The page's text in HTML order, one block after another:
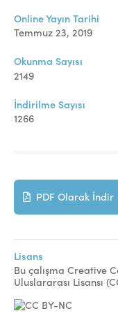
Dizinler
İletişim
Online Yayın Tarihi
Temmuz 23, 2019
Okunma Sayısı
2149
İndirilme Sayısı
1266
PDF Olarak İndir
Lisans
Bu çalışma Creative
Uluslararası Lisansı